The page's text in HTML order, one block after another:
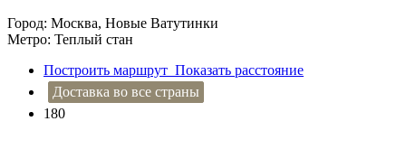
Город: Москва, Новые Ватутинки
Метро: Теплый стан
Построить маршрут Показать расстояние
Доставка во все страны
180